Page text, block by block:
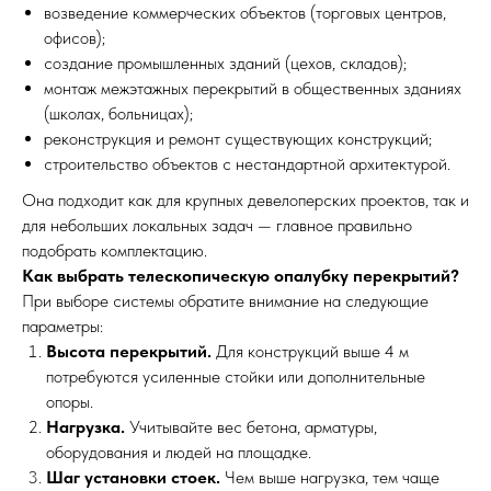
возведение коммерческих объектов (торговых центров,
офисов);
создание промышленных зданий (цехов, складов);
монтаж межэтажных перекрытий в общественных зданиях
(школах, больницах);
реконструкция и ремонт существующих конструкций;
строительство объектов с нестандартной архитектурой.
Она подходит как для крупных девелоперских проектов, так и
для небольших локальных задач — главное правильно
подобрать комплектацию.
Как выбрать телескопическую опалубку перекрытий?
При выборе системы обратите внимание на следующие
параметры:
Высота перекрытий. Для конструкций выше 4 м
потребуются усиленные стойки или дополнительные
опоры.
Нагрузка. Учитывайте вес бетона, арматуры,
оборудования и людей на площадке.
Шаг установки стоек. Чем выше нагрузка, тем чаще